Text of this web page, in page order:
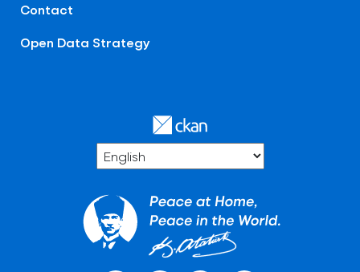
Contact
Open Data Strategy